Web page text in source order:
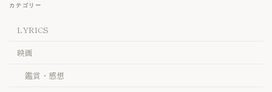
カテゴリー
LYRICS
映画
鑑賞・感想